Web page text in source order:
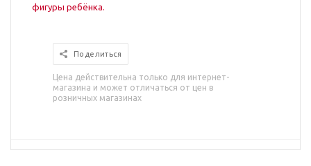
фигуры ребёнка.
Поделиться
Цена действительна только для интернет-
магазина и может отличаться от цен в
розничных магазинах